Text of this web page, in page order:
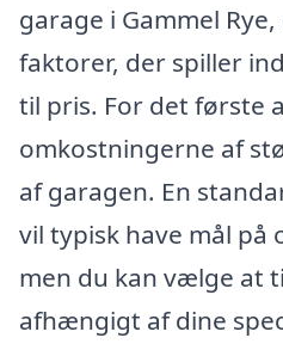
garage i Gammel
faktorer, der spiller
til pris. For det første
omkostningerne af
af garagen. En
vil typisk have mål på
men du kan vælge at
afhængigt af dine